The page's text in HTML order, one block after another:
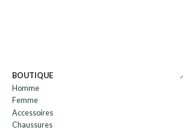
BOUTIQUE
Homme
Femme
Accessoires
Chaussures